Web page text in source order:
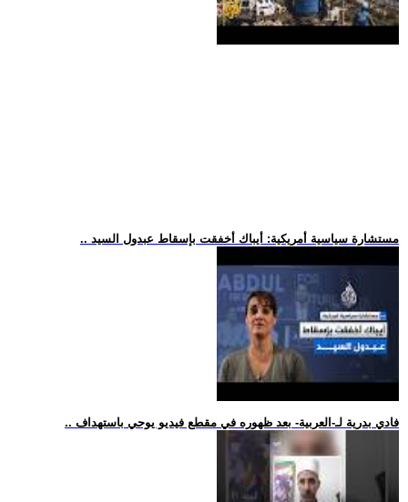
.. مستشارة سياسية أمريكية: أيباك أخفقت بإسقاط عبدول السيد
.. فادي بدرية لـ-العربية- بعد ظهوره في مقطع فيديو يوحي باستهداف